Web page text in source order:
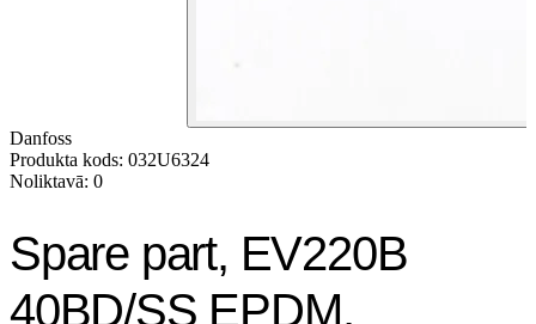
Danfoss
Produkta kods: 032U6324
Noliktavā: 0
Spare part, EV220B
40BD/SS EPDM,